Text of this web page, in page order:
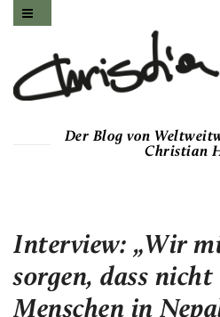
Der Blog von
Christian
Interview: „Wir
sorgen, dass
Menschen in